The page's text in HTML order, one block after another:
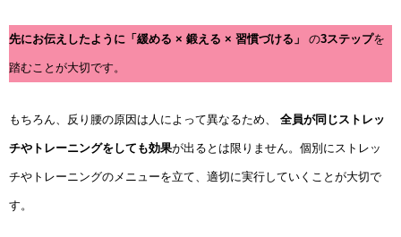
先にお伝えしたように「緩める × 鍛える × 習慣づける」 の3ステップを
踏むことが大切です。
もちろん、反り腰の原因は人によって異なるため、 全員が同じストレッ
チやトレーニングをしても効果が出るとは限りません。個別にストレッ
チやトレーニングのメニューを立て、適切に実行していくことが大切で
す。